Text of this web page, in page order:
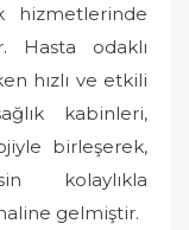
hizmetlerinde
Hasta odaklı
hızlı ve etkili
kabinleri,
birleşerek,
kolaylıkla
gelmiştir.